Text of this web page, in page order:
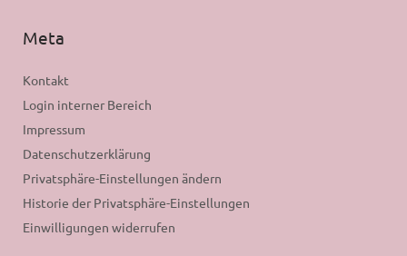
Meta
Kontakt
Login interner Bereich
Impressum
Datenschutzerklärung
Privatsphäre-Einstellungen ändern
Historie der Privatsphäre-Einstellungen
Einwilligungen widerrufen